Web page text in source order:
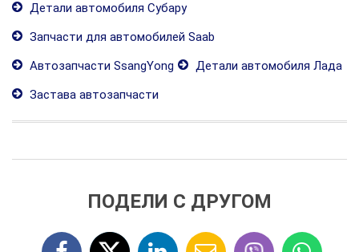
Детали автомобиля Субару
Запчасти для автомобилей Saab
Автозапчасти SsangYong
Детали автомобиля Лада
Застава автозапчасти
ПОДЕЛИ С ДРУГОМ